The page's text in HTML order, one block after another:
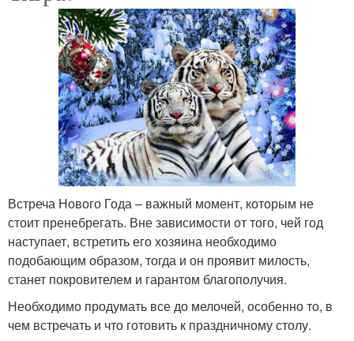
Встреча Нового Года – важный момент, которым не
стоит пренебрегать. Вне зависимости от того, чей год
наступает, встретить его хозяина необходимо
подобающим образом, тогда и он проявит милость,
станет покровителем и гарантом благополучия.
Необходимо продумать все до мелочей, особенно то, в
чем встречать и что готовить к праздничному столу.